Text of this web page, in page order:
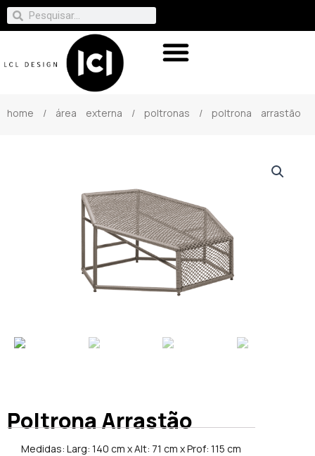
home / área externa / poltronas / poltrona arrastão
Poltrona Arrastão
Medidas: Larg: 140 cm x Alt: 71 cm x Prof: 115 cm